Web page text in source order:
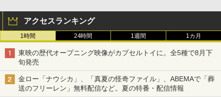
アクセスランキング
1時間 24時間 1週間 1カ月
東映の歴代オープニング映像がカプセルトイに。全5種で8月下
旬発売
金ロー「ナウシカ」、「真夏の怪奇ファイル」、ABEMAで「葬
送のフリーレン」無料配信など。夏の特番・配信情報